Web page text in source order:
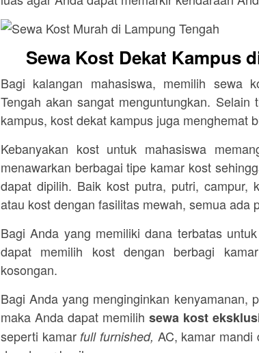
Sewa Kost Dekat Kampus
Bagi kalangan mahasiswa, memilih sewa
Tengah akan sangat menguntungkan.
kampus, kost dekat kampus juga menghemat
Kebanyakan kost untuk mahasiswa
menawarkan berbagai tipe kamar kost
dapat dipilih. Baik kost putra, putri, campur,
atau kost dengan fasilitas mewah, semua ada
Bagi Anda yang memiliki dana terbatas
dapat memilih kost dengan berbagi
kosongan.
Bagi Anda yang menginginkan kenyamanan,
maka Anda dapat memilihsewa kost
seperti kamar full furnished, AC, kamar mandi